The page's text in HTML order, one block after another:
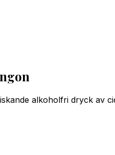
alkoholfri dryck av